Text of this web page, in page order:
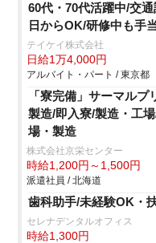
60代・70代活躍中/交
日からOK/研修中も手
テイケイ株式会社
日給1万4,000円
アルバイト・パート / 東京都
「寮完備」サーマルプ
製造/即入寮/製造・工
場・製造
株式会社京栄センター
時給1,200円～1,500円
派遣社員 / 北海道
歯科助手/未経験OK・
セレナデンタルオフィス
時給1,300円